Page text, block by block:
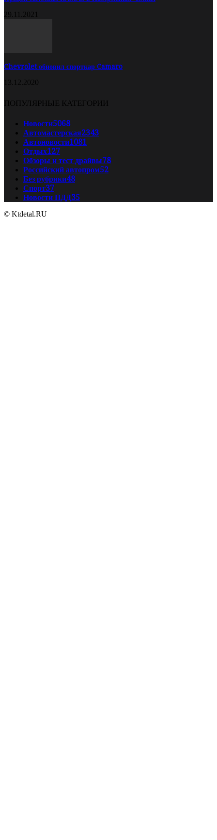
29.11.2021
Chevrolet обновил спорткар Camaro
13.12.2020
ПОПУЛЯРНЫЕ КАТЕГОРИИ
Новости5068
Автомастерская2343
Автоновости1081
Отдых127
Обзоры и тест драйвы78
Российский автопром52
Без рубрики48
Спорт37
Новости ПДД35
© Ktdetal.RU